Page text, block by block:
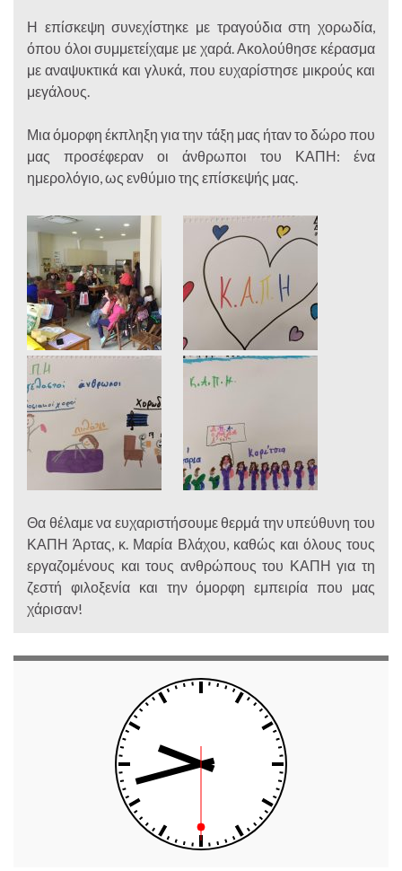
Η επίσκεψη συνεχίστηκε με τραγούδια στη χορωδία,
όπου όλοι συμμετείχαμε με χαρά. Ακολούθησε κέρασμα
με αναψυκτικά και γλυκά, που ευχαρίστησε μικρούς και
μεγάλους.
Μια όμορφη έκπληξη για την τάξη μας ήταν το δώρο που
μας προσέφεραν οι άνθρωποι του ΚΑΠΗ: ένα
ημερολόγιο, ως ενθύμιο της επίσκεψής μας.
Θα θέλαμε να ευχαριστήσουμε θερμά την υπεύθυνη του
ΚΑΠΗ Άρτας, κ. Μαρία Βλάχου, καθώς και όλους τους
εργαζομένους και τους ανθρώπους του ΚΑΠΗ για τη
ζεστή φιλοξενία και την όμορφη εμπειρία που μας
χάρισαν!